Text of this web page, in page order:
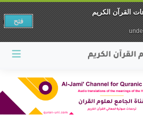
القرآن الكريم
فتح